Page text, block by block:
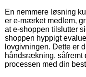
En nemmere løsning
er e-mærket medlem,
at e-shoppen tilslutter
shoppen hyppigt
lovgivningen. Dette er
håndsrækning, såfremt
processen med din